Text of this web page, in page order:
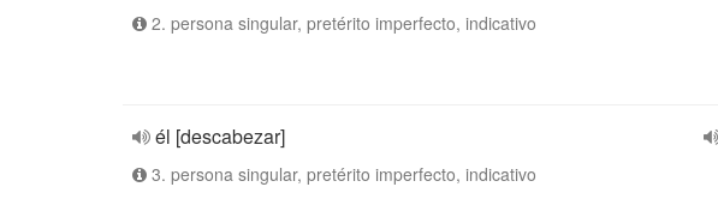
2. persona singular, pretérito imperfecto, indicativo
él [descabezar]
3. persona singular, pretérito imperfecto, indicativo